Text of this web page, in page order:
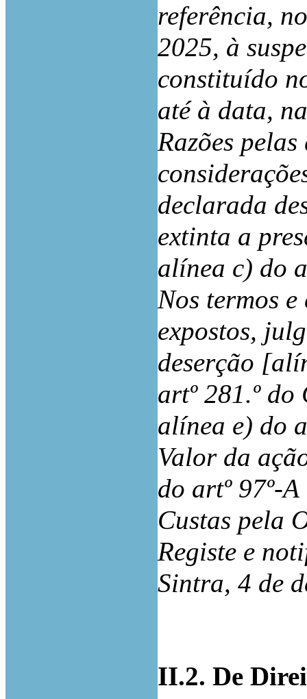
referência,
2025, à
constituído
até à data,
Razões
declarada
extinta a
alínea c) do
Nos termos
expostos,
deserção
artº 281.º
alínea e) do
Valor da
do artº 97º-
Custas pela
Registe e
Sintra, 4 de
II.2. De